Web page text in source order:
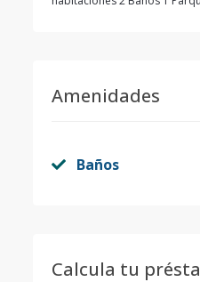
Amenidades
Baños
Calcula tu